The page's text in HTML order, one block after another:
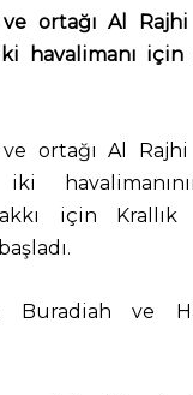
ortağı Al
havalimanı
ortağı Al
iki
için Krallık
Buradiah ve